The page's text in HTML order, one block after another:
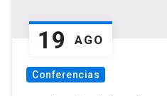
19 AGO
Conferencias